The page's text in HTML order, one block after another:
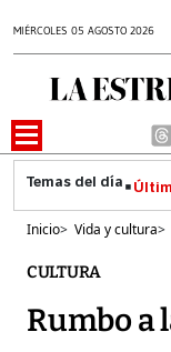
MIÉRCOLES 05 AGOSTO 2026
Inicio> Vida y cultura>
CULTURA
Rumbo a